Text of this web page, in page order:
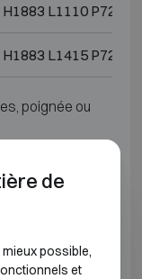
H1883 L1110 P725
H1883 L1415 P725
poignée ou
4
extérieures
H848 L645 P565
de
possible,
et